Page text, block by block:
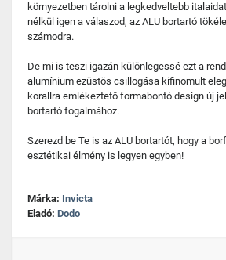
környezetben tárolni a legkedveltebb
nélkül igen a válaszod, az ALU bortartó
számodra.
De mi is teszi igazán különlegessé ezt a
alumínium ezüstös csillogása kifinomult
korallra emlékeztető formabontó design új
bortartó fogalmához.
Szerezd be Te is az ALU bortartót, hogy a
esztétikai élmény is legyen egyben!
Márka: Invicta
Eladó: Dodo